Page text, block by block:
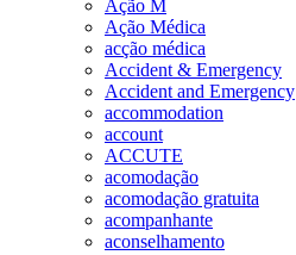
Ação M
Ação Médica
acção médica
Accident & Emergency
Accident and Emergency
accommodation
account
ACCUTE
acomodação
acomodação gratuita
acompanhante
aconselhamento